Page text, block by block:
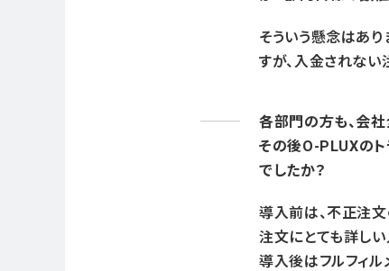
そういう懸念はあり
すが、入金されない
各部門の方も、会
その後O-PLUXのト
でしたか？
導入前は、不正注文
注文にとても詳しい
導入後はフルフィ